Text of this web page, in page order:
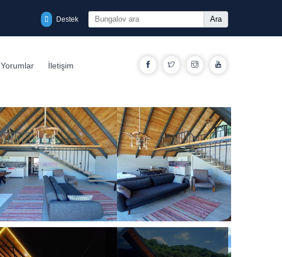
Destek Ara
Yorumlar İletişim FacebookTwitter Instagram